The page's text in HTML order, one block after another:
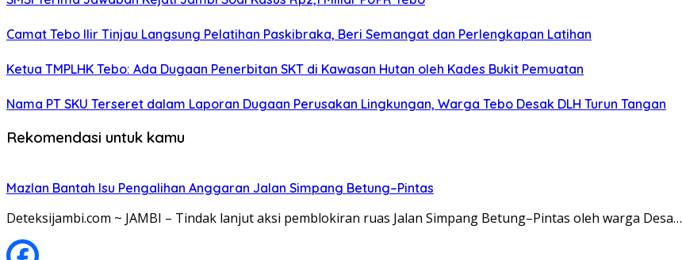
Camat Tebo Ilir Tinjau Langsung Pelatihan Paskibraka, Beri Semangat dan Perlengkapan Latihan
Ketua TMPLHK Tebo: Ada Dugaan Penerbitan SKT di Kawasan Hutan oleh Kades Bukit Pemuatan
Nama PT SKU Terseret dalam Laporan Dugaan Perusakan Lingkungan, Warga Tebo Desak DLH Turun Tangan
Rekomendasi untuk kamu
Mazlan Bantah Isu Pengalihan Anggaran Jalan Simpang Betung–Pintas
Deteksijambi.com ~ JAMBI – Tindak lanjut aksi pemblokiran ruas Jalan Simpang Betung–Pintas oleh warga Desa…